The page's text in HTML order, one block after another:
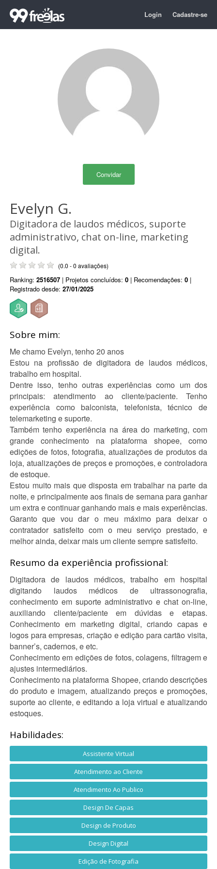
Login Cadastre-se
Convidar
Evelyn G.
Digitadora de laudos médicos, suporte
administrativo, chat on-line, marketing
digital.
(0.0 - 0 avaliações)
Ranking: 2516507 | Projetos concluídos: 0 | Recomendações: 0 |
Registrado desde: 27/01/2025
Sobre mim:
Me chamo Evelyn, tenho 20 anos
Estou na profissão de digitadora de laudos médicos,
trabalho em hospital.
Dentre isso, tenho outras experiências como um dos
principais: atendimento ao cliente/paciente. Tenho
experiência como balconista, telefonista, técnico de
telemarketing e suporte.
Também tenho experiência na área do marketing, com
grande conhecimento na plataforma shopee, como
edições de fotos, fotografia, atualizações de produtos da
loja, atualizações de preços e promoções, e controladora
de estoque.
Estou muito mais que disposta em trabalhar na parte da
noite, e principalmente aos finais de semana para ganhar
um extra e continuar ganhando mais e mais experiências.
Garanto que vou dar o meu máximo para deixar o
contratador satisfeito com o meu serviço prestado, e
melhor ainda, deixar mais um cliente sempre satisfeito.
Resumo da experiência profissional:
Digitadora de laudos médicos, trabalho em hospital
digitando laudos médicos de ultrassonografia,
conhecimento em suporte administrativo e chat on-line,
auxiliando cliente/paciente em dúvidas e etapas.
Conhecimento em marketing digital, criando capas e
logos para empresas, criação e edição para cartão visita,
banner’s, cadernos, e etc.
Conhecimento em edições de fotos, colagens, filtragem e
ajustes intermediários.
Conhecimento na plataforma Shopee, criando descrições
do produto e imagem, atualizando preços e promoções,
suporte ao cliente, e editando a loja virtual e atualizando
estoques.
Habilidades:
Assistente Virtual
Atendimento ao Cliente
Atendimento Ao Publico
Design De Capas
Design de Produto
Design Digital
Edição de Fotografia